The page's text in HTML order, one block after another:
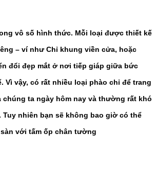
vô số hình thức. Mỗi loại được thiết kế
– ví như Chỉ khung viền cửa, hoặc
đổi đẹp mắt ở nơi tiếp giáp giữa bức
Vì vậy, có rất nhiều loại phào chỉ để trang
ta ngày hôm nay và thường rất khó
Tuy nhiên bạn sẽ không bao giờ có thể
với tấm ốp chân tường